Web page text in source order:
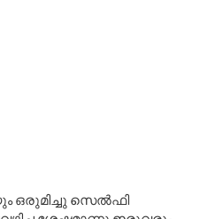
ഒരുമിച്ചു സെൽഫി